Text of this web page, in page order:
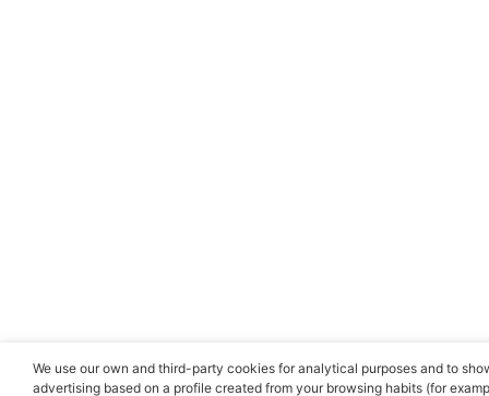
We use our own and third-party cookies for analytical purposes and to
advertising based on a profile created from your browsing habits (for